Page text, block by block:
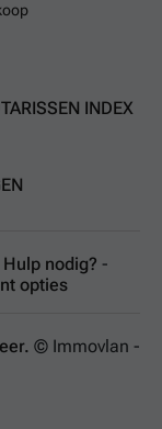
INDEX
Hulp nodig? -
opties
© Immovlan -